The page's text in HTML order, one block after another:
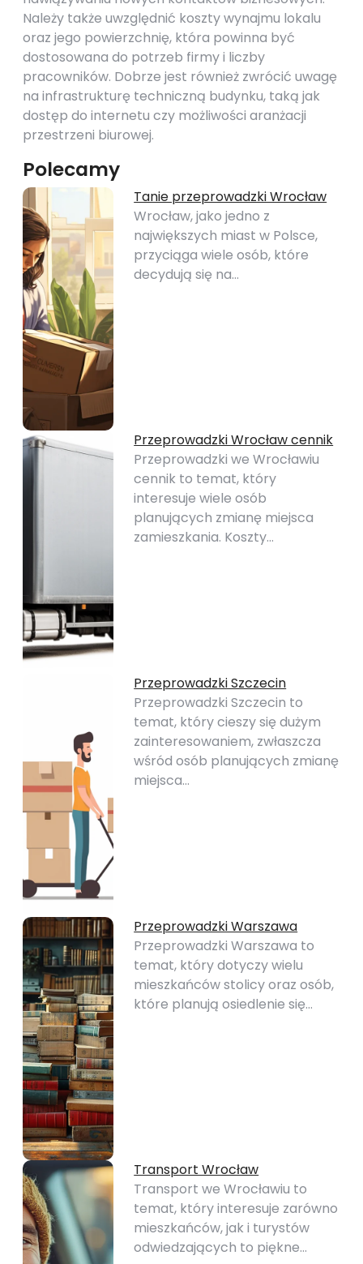
Należy także uwzględnić koszty wynajmu lokalu
oraz jego powierzchnię, która powinna być
dostosowana do potrzeb firmy i liczby
pracowników. Dobrze jest również zwrócić uwagę
na infrastrukturę techniczną budynku, taką jak
dostęp do internetu czy możliwości aranżacji
przestrzeni biurowej.
Polecamy
Tanie przeprowadzki Wrocław
Wrocław, jako jedno z
największych miast w Polsce,
przyciąga wiele osób, które
decydują się na…
Przeprowadzki Wrocław cennik
Przeprowadzki we Wrocławiu
cennik to temat, który
interesuje wiele osób
planujących zmianę miejsca
zamieszkania. Koszty…
Przeprowadzki Szczecin
Przeprowadzki Szczecin to
temat, który cieszy się dużym
zainteresowaniem, zwłaszcza
wśród osób planujących zmianę
miejsca…
Przeprowadzki Warszawa
Przeprowadzki Warszawa to
temat, który dotyczy wielu
mieszkańców stolicy oraz osób,
które planują osiedlenie się…
Transport Wrocław
Transport we Wrocławiu to
temat, który interesuje zarówno
mieszkańców, jak i turystów
odwiedzających to piękne…